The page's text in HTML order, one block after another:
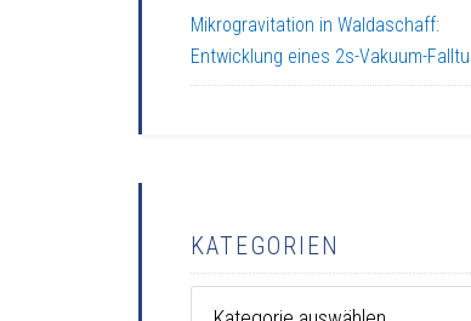
Mikrogravitation in Waldaschaff:
Entwicklung eines 2s-Vakuum-
KATEGORIEN